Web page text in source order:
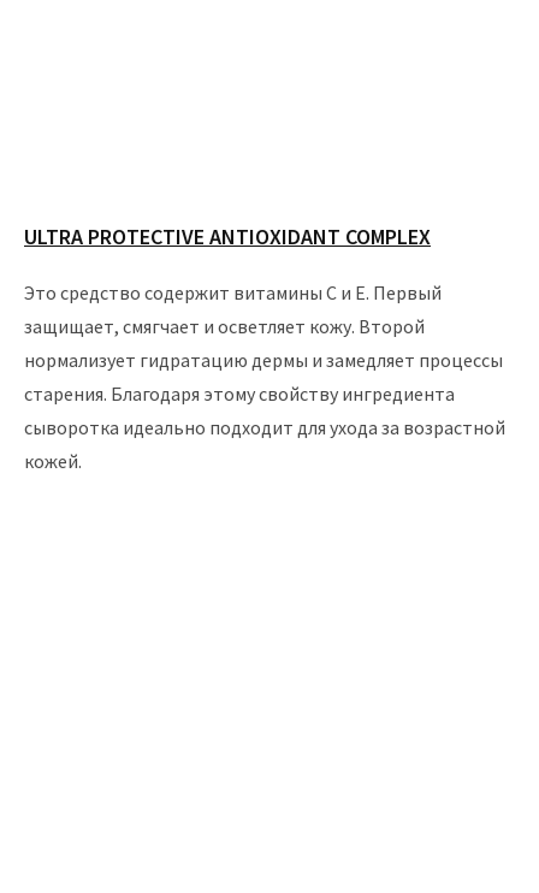
ULTRA PROTECTIVE ANTIOXIDANT COMPLEX
Это средство содержит витамины С и Е. Первый
защищает, смягчает и осветляет кожу. Второй
нормализует гидратацию дермы и замедляет процессы
старения. Благодаря этому свойству ингредиента
сыворотка идеально подходит для ухода за возрастной
кожей.